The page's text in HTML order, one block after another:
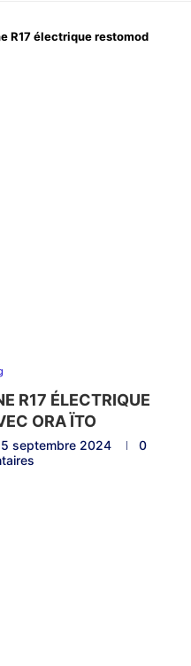
R17 électrique restomod
R17 ÉLECTRIQUE
ORA ÏTO
5 septembre 2024
0